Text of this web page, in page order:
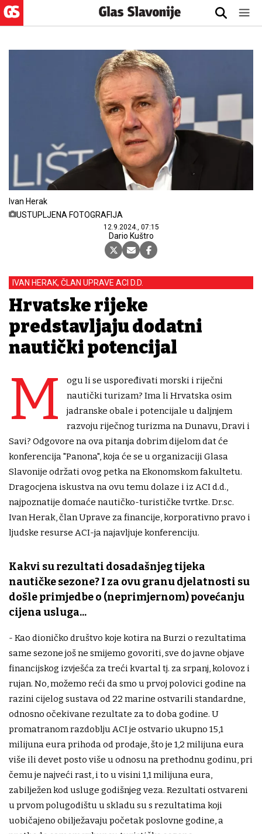
Ivan Herak
USTUPLJENA FOTOGRAFIJA
12.9.2024., 07:15
Dario Kuštro
IVAN HERAK, ČLAN UPRAVE ACI D.D.
Hrvatske rijeke
predstavljaju dodatni
nautički potencijal
M
ogu li se uspoređivati morski i riječni
nautički turizam? Ima li Hrvatska osim
jadranske obale i potencijale u daljnjem
razvoju riječnog turizma na Dunavu, Dravi i
Savi? Odgovore na ova pitanja dobrim dijelom dat će
konferencija "Panona", koja će se u organizaciji Glasa
Slavonije održati ovog petka na Ekonomskom fakultetu.
Dragocjena iskustva na ovu temu dolaze i iz ACI d.d.,
najpoznatije domaće nautičko-turističke tvrtke. Dr.sc.
Ivan Herak, član Uprave za financije, korporativno pravo i
ljudske resurse ACI-ja najavljuje konferenciju.
Kakvi su rezultati dosadašnjeg tijeka
nautičke sezone? I za ovu granu djelatnosti su
došle primjedbe o (neprimjernom) povećanju
cijena usluga...
- Kao dioničko društvo koje kotira na Burzi o rezultatima
same sezone još ne smijemo govoriti, sve do javne objave
financijskog izvješća za treći kvartal tj. za srpanj, kolovoz i
rujan. No, možemo reći da smo u prvoj polovici godine na
razini cijelog sustava od 22 marine ostvarili standardne,
odnosno očekivane rezultate za to doba godine. U
promatranom razdoblju ACI je ostvario ukupno 15,1
milijuna eura prihoda od prodaje, što je 1,2 milijuna eura
više ili devet posto više u odnosu na prethodnu godinu, pri
čemu je najveći rast, i to u visini 1,1 milijuna eura,
zabilježen kod usluge godišnjeg veza. Rezultati ostvareni
u prvom polugodištu u skladu su s rezultatima koji
uobičajeno obilježavaju početak poslovne godine, a